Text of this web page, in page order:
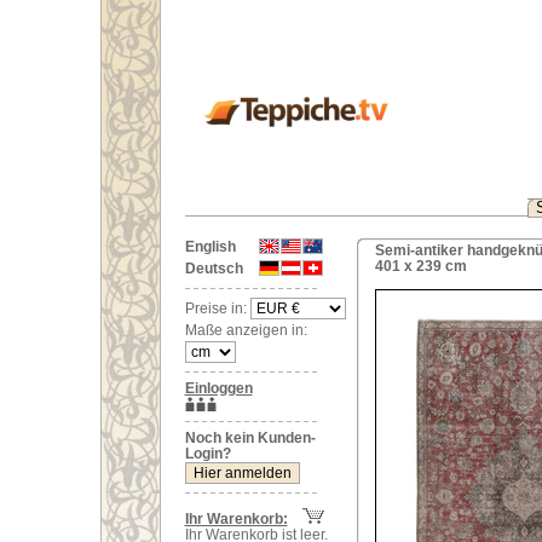
English
Deutsch
Preise in:
Maße anzeigen in:
Einloggen
Noch kein Kunden-
Login?
Ihr Warenkorb:
Ihr Warenkorb ist leer.
Semi-antiker
401 x 239 cm